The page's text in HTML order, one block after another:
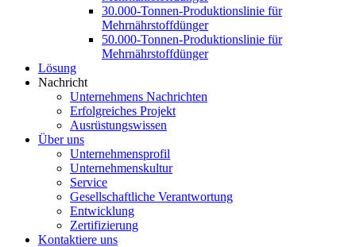
30.000-Tonnen-Produktionslinie für
Mehrnährstoffdünger
50.000-Tonnen-Produktionslinie für
Mehrnährstoffdünger
Lösung
Nachricht
Unternehmens Nachrichten
Erfolgreiches Projekt
Ausrüstungswissen
Über uns
Unternehmensprofil
Unternehmenskultur
Service
Gesellschaftliche Verantwortung
Entwicklung
Zertifizierung
Kontaktiere uns